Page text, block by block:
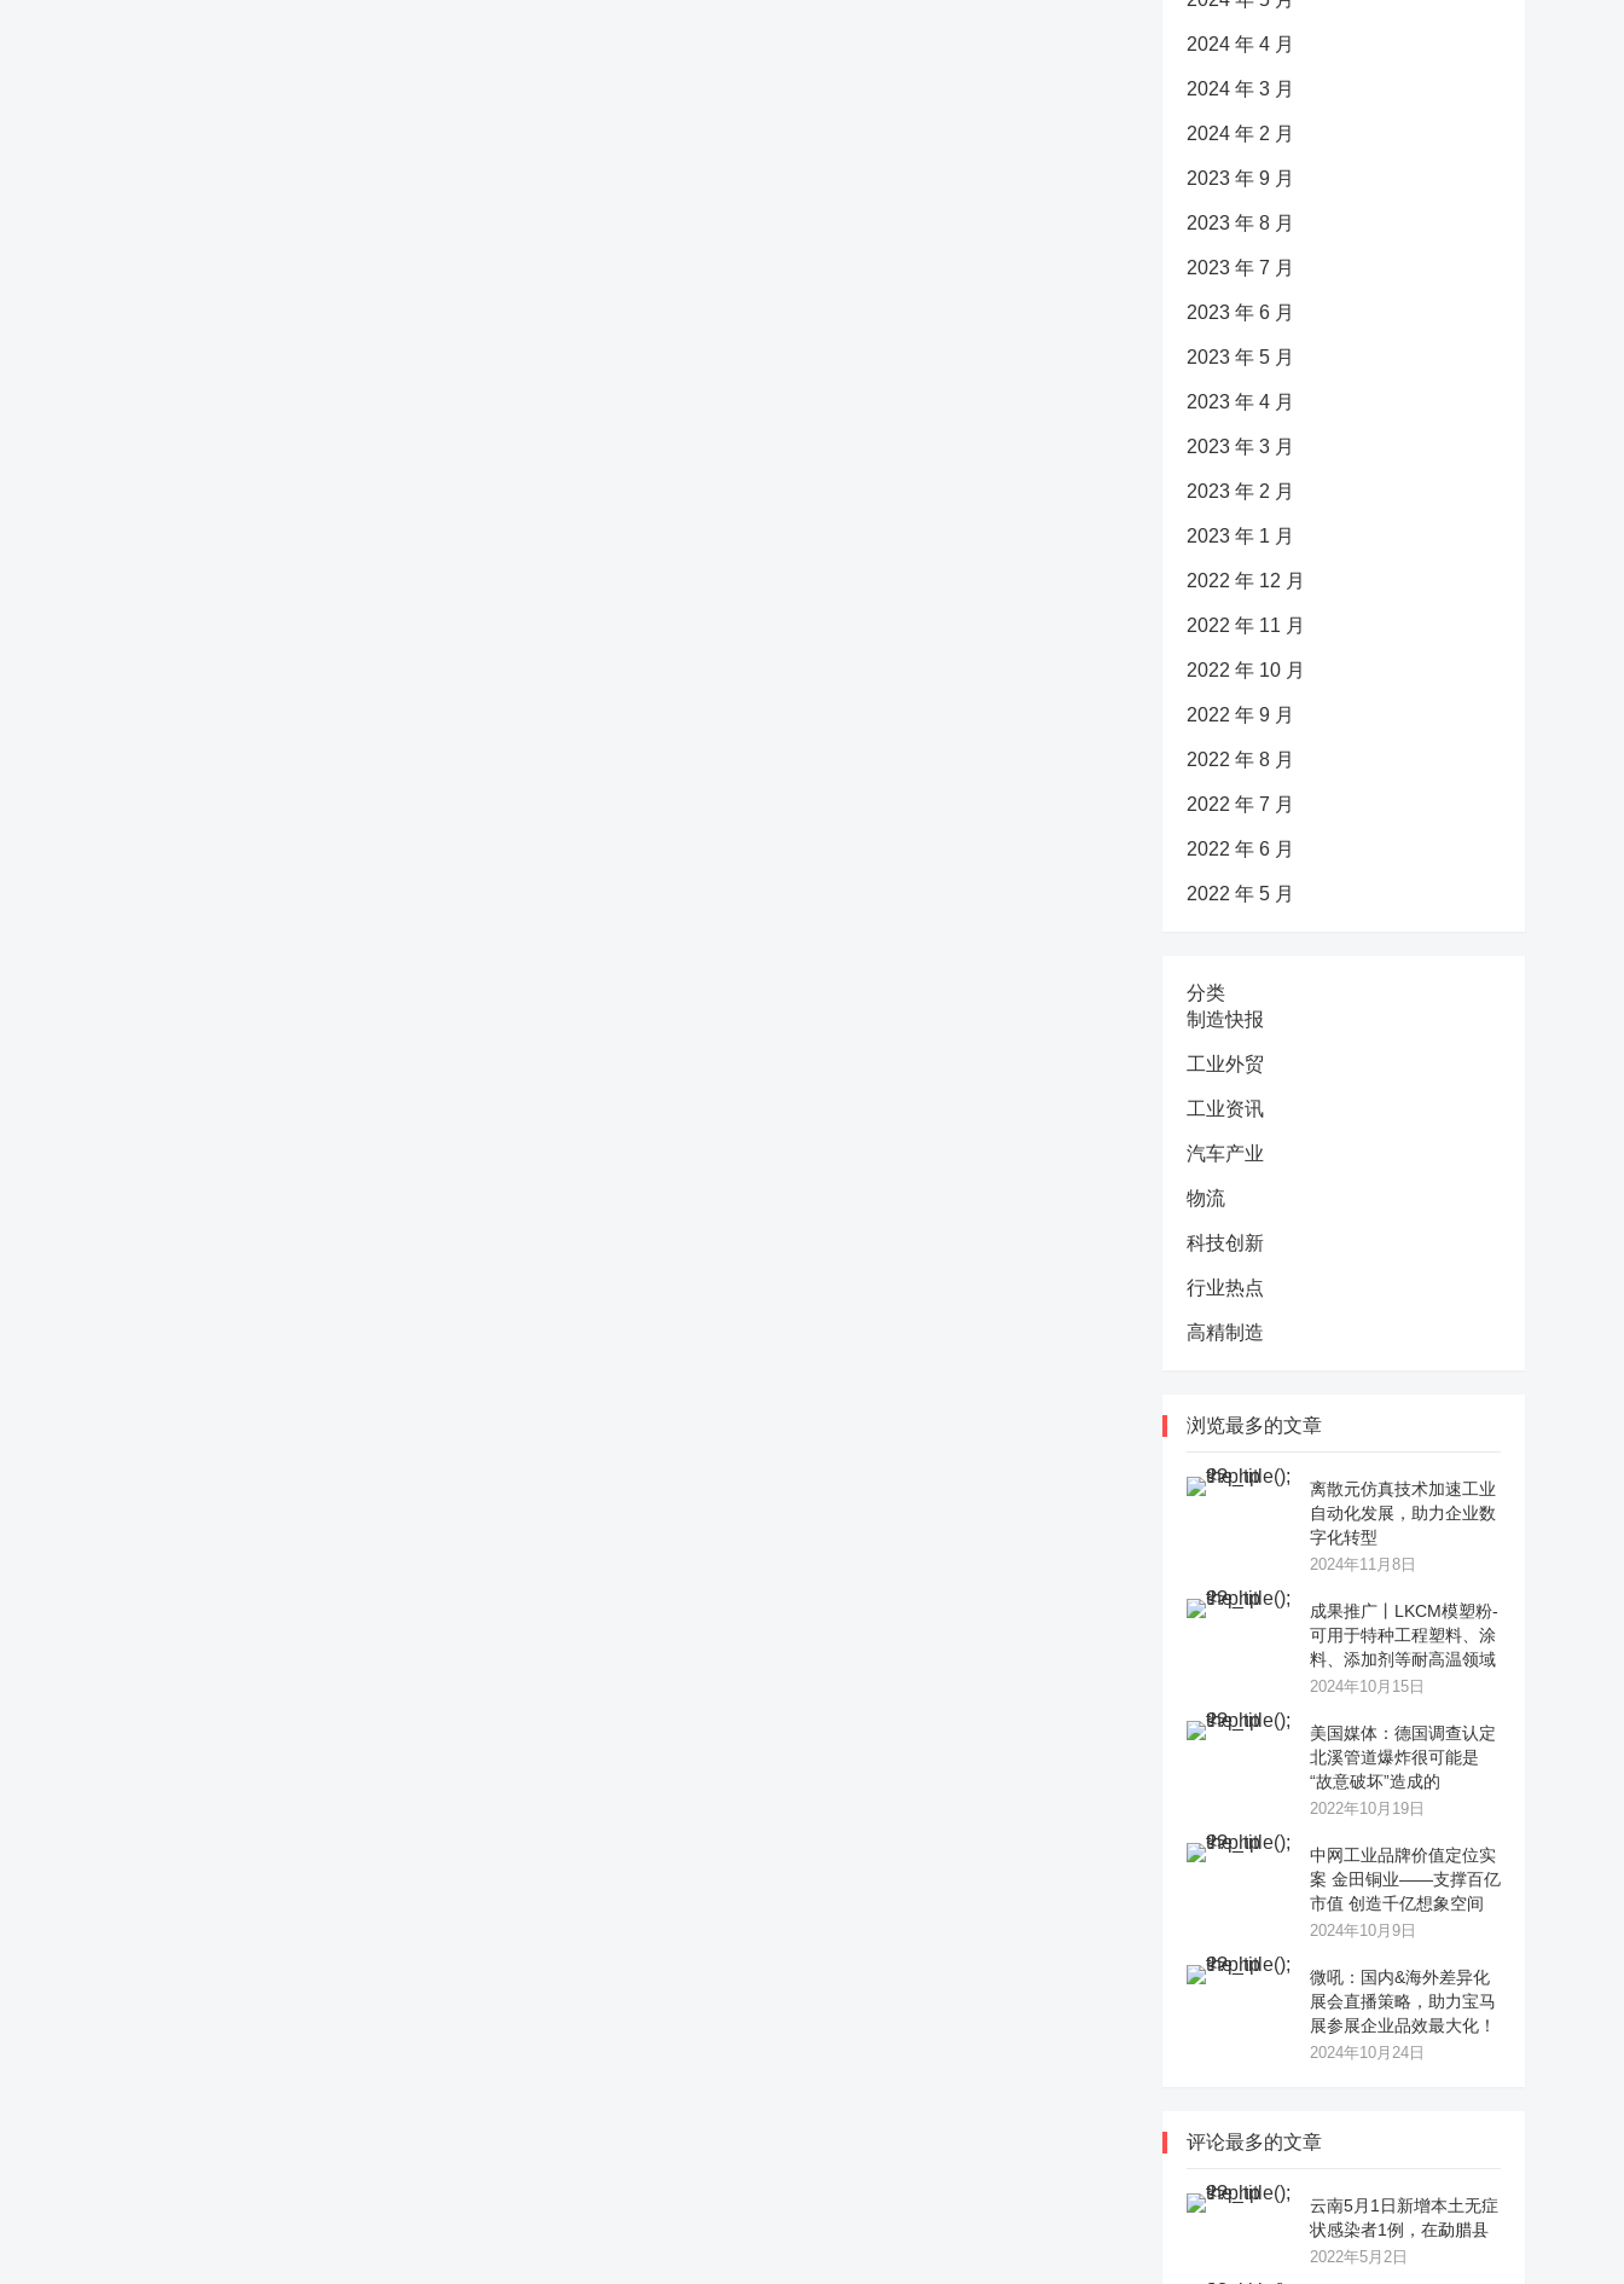
2024 年 4 月
2024 年 3 月
2024 年 2 月
2023 年 9 月
2023 年 8 月
2023 年 7 月
2023 年 6 月
2023 年 5 月
2023 年 4 月
2023 年 3 月
2023 年 2 月
2023 年 1 月
2022 年 12 月
2022 年 11 月
2022 年 10 月
2022 年 9 月
2022 年 8 月
2022 年 7 月
2022 年 6 月
2022 年 5 月
分类
制造快报
工业外贸
工业资讯
汽车产业
物流
科技创新
行业热点
高精制造
浏览最多的文章
离散元仿真技术加速工业
自动化发展，助力企业数
字化转型
2024年11月8日
成果推广丨LKCM模塑粉-
可用于特种工程塑料、涂
料、添加剂等耐高温领域
2024年10月15日
美国媒体：德国调查认定
北溪管道爆炸很可能是
“故意破坏”造成的
2022年10月19日
中网工业品牌价值定位实
案 金田铜业——支撑百亿
市值 创造千亿想象空间
2024年10月9日
微吼：国内&海外差异化
展会直播策略，助力宝马
展参展企业品效最大化！
2024年10月24日
评论最多的文章
云南5月1日新增本土无症
状感染者1例，在勐腊县
2022年5月2日